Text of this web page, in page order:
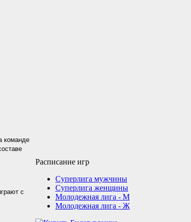
команде
с
Расписание игр
Суперлига мужчины
Суперлига женщины
Молодежная лига - М
Молодежная лига - Ж